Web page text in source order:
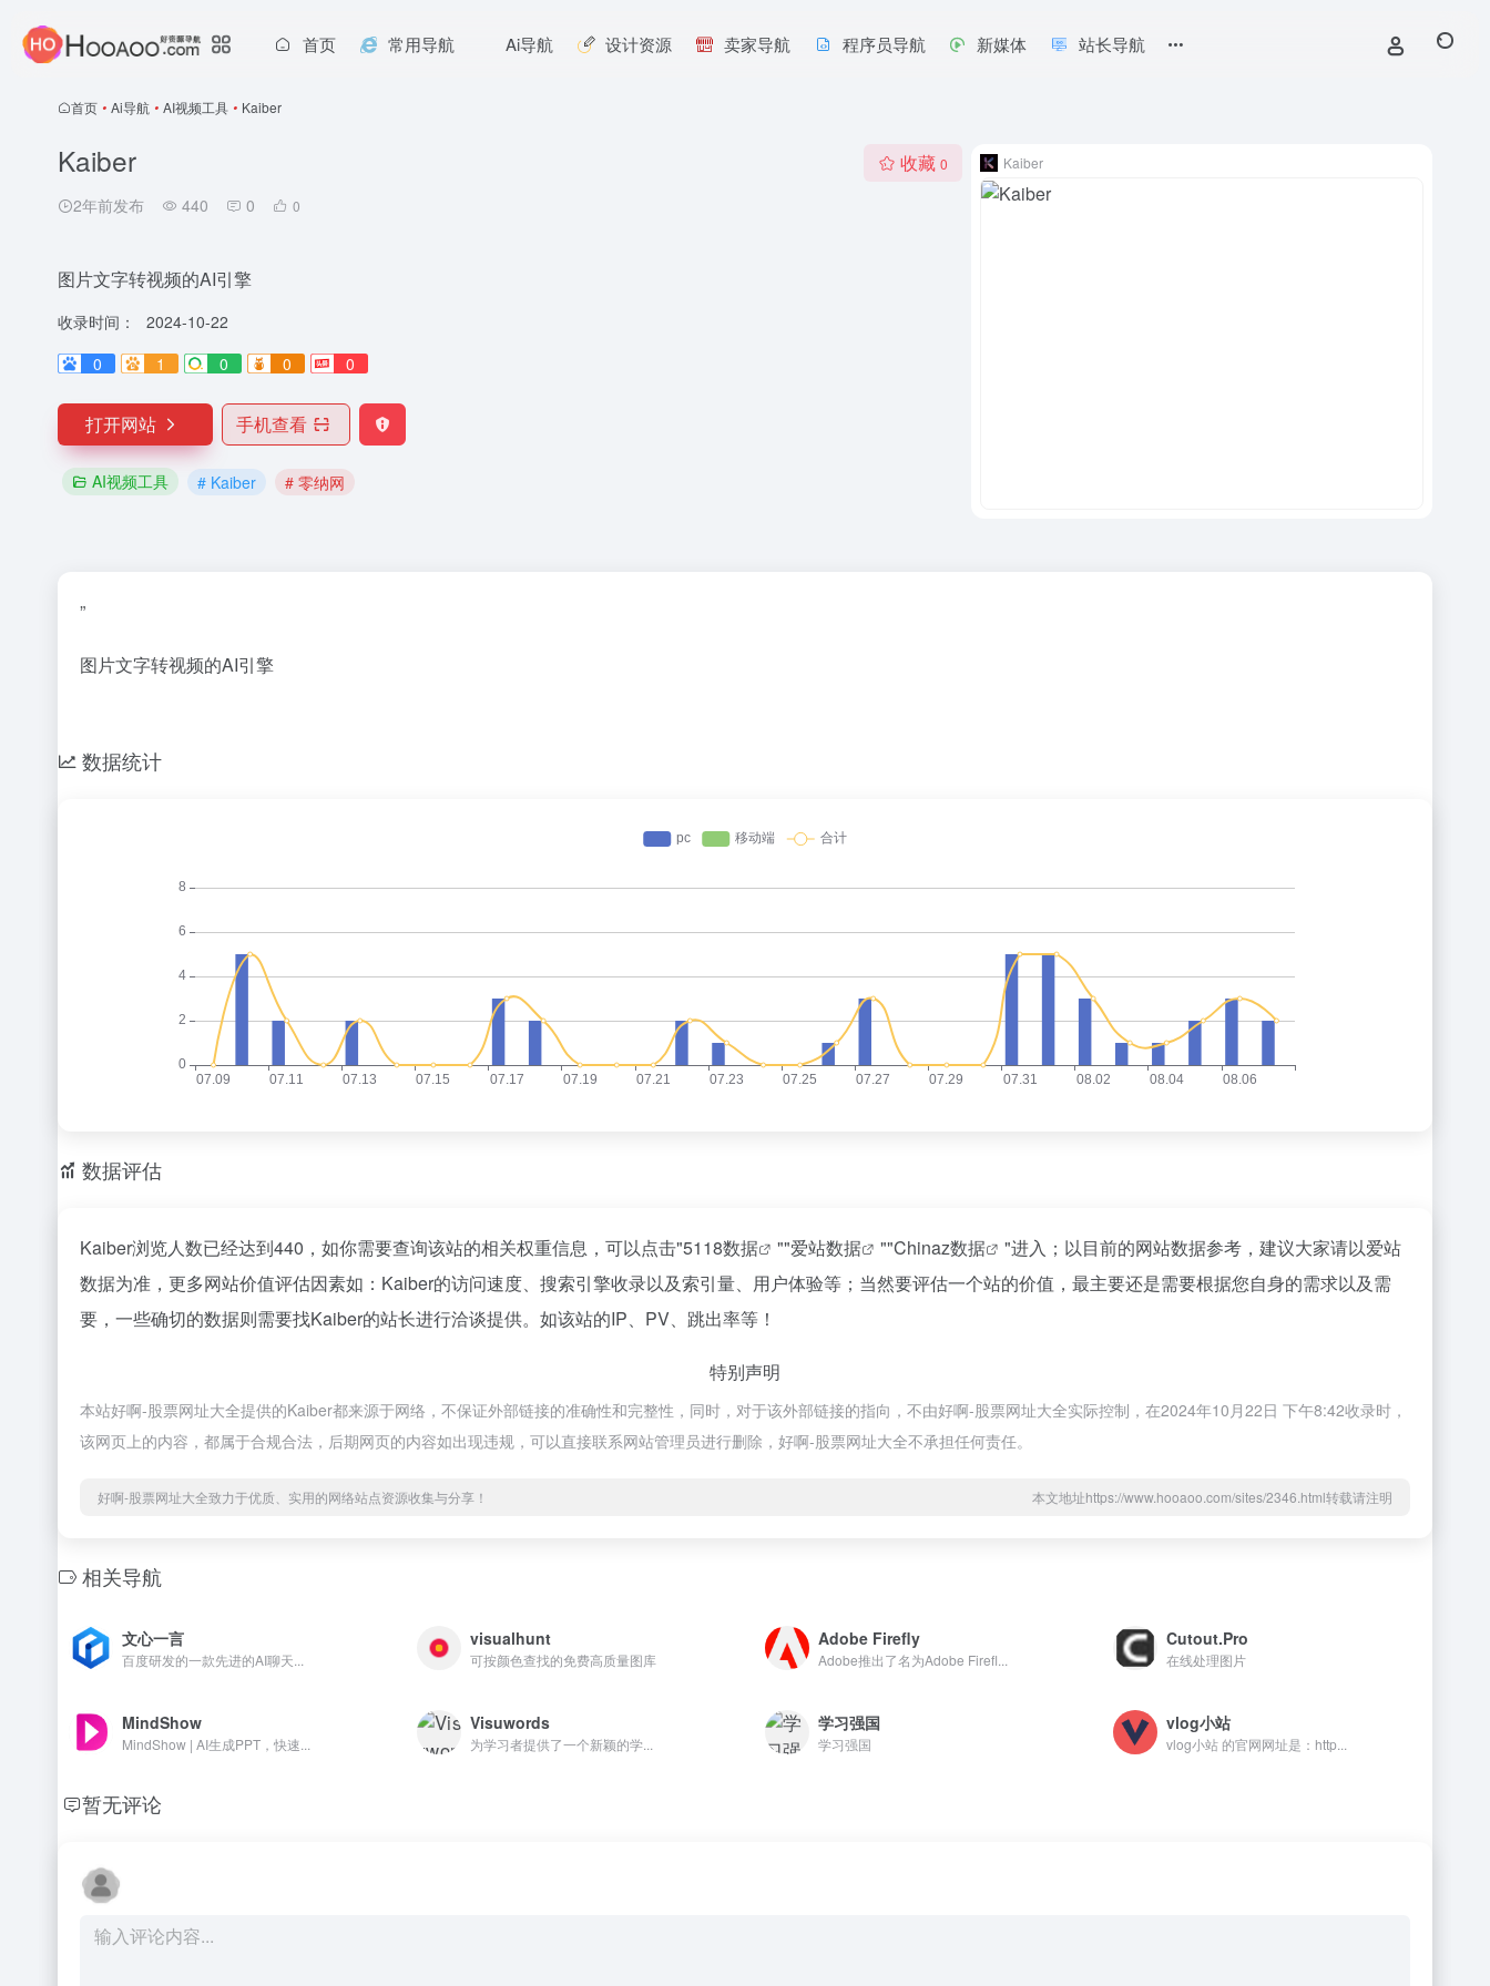
首页 常用导航 Ai导航 设计资源 卖家导航 程序员导航 新媒体 站长导航
首页 • Ai导航 • AI视频工具 • Kaiber
Kaiber
2年前发布 440 0 0
收藏 0
图片文字转视频的AI引擎
收录时间：
2024-10-22
0
1 0 0 0
打开网站 手机查看
AI视频工具 # Kaiber # 零纳网
Kaiber
”
图片文字转视频的AI引擎
数据统计
数据评估
Kaiber浏览人数已经达到440，如你需要查询该站的相关权重信息，可以点击"5118数据 ""爱站数据 ""Chinaz数据
"进入；以目前的网站数据参考，建议大家请以爱站
数据为准，更多网站价值评估因素如：Kaiber的访问速度、搜索引擎收录以及索引量、用户体验等；当然要评估一个站的价值，最主要还是需要根据您自身的需求以及需
要，一些确切的数据则需要找Kaiber的站长进行洽谈提供。如该站的IP、PV、跳出率等！
特别声明
本站好啊-股票网址大全提供的Kaiber都来源于网络，不保证外部链接的准确性和完整性，同时，对于该外部链接的指向，不由好啊-股票网址大全实际控制，在2024年10月22日 下午8:42收录时，
该网页上的内容，都属于合规合法，后期网页的内容如出现违规，可以直接联系网站管理员进行删除，好啊-股票网址大全不承担任何责任。
好啊-股票网址大全致力于优质、实用的网络站点资源收集与分享！ 本文地址https://www.hooaoo.com/sites/2346.html转载请注明
相关导航
文心一言
百度研发的一款先进的AI聊天...
visualhunt
可按颜色查找的免费高质量图库
Adobe Firefly
Adobe推出了名为Adobe Firefl...
Cutout.Pro
在线处理图片
MindShow
MindShow | AI生成PPT，快速...
Visuwords
为学习者提供了一个新颖的学...
学习强国
学习强国
vlog小站
vlog小站 的官网网址是：http...
暂无评论